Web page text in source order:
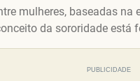
mulheres, baseadas
da sororidade está